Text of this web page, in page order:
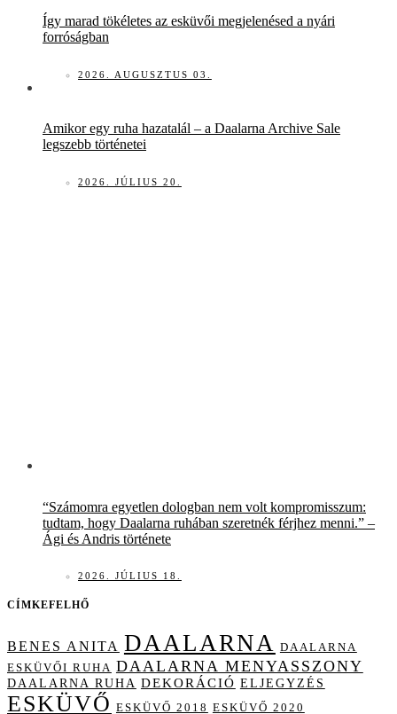
Így marad tökéletes az esküvői megjelenésed a nyári
forróságban
2026. AUGUSZTUS 03.
Amikor egy ruha hazatalál – a Daalarna Archive Sale
legszebb történetei
2026. JÚLIUS 20.
“Számomra egyetlen dologban nem volt kompromisszum:
tudtam, hogy Daalarna ruhában szeretnék férjhez menni.” –
Ági és Andris története
2026. JÚLIUS 18.
CÍMKEFELHŐ
BENES ANITA DAALARNA DAALARNA
ESKÜVŐI RUHA DAALARNA MENYASSZONY
DAALARNA RUHA DEKORÁCIÓ ELJEGYZÉS
ESKÜVŐ ESKÜVŐ 2018 ESKÜVŐ 2020